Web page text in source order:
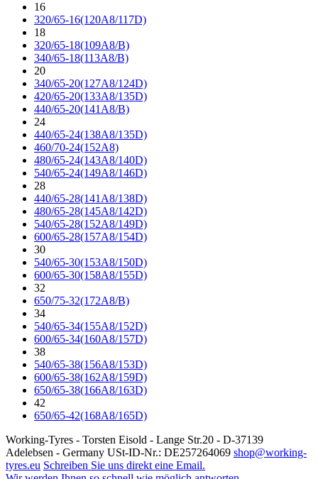
16
320/65-16(120A8/117D)
18
320/65-18(109A8/B)
340/65-18(113A8/B)
20
340/65-20(127A8/124D)
420/65-20(133A8/135D)
440/65-20(141A8/B)
24
440/65-24(138A8/135D)
460/70-24(152A8)
480/65-24(143A8/140D)
540/65-24(149A8/146D)
28
440/65-28(141A8/138D)
480/65-28(145A8/142D)
540/65-28(152A8/149D)
600/65-28(157A8/154D)
30
540/65-30(153A8/150D)
600/65-30(158A8/155D)
32
650/75-32(172A8/B)
34
540/65-34(155A8/152D)
600/65-34(160A8/157D)
38
540/65-38(156A8/153D)
600/65-38(162A8/159D)
650/65-38(166A8/163D)
42
650/65-42(168A8/165D)
Working-Tyres - Torsten Eisold - Lange Str.20 - D-37139
Adelebsen - Germany USt-ID-Nr.: DE257264069 shop@working-
tyres.eu Schreiben Sie uns direkt eine Email.